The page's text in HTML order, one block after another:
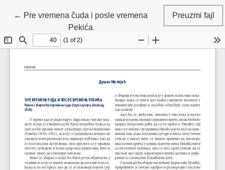
← Povratak na detalje članka
Pre vremena čuda i posle vremena
Pekića
Preuzmi fajl